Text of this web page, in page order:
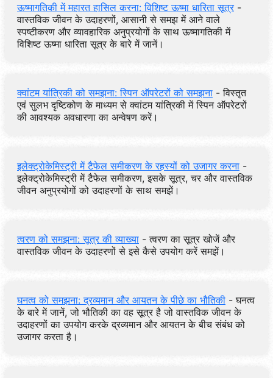
ऊष्मागतिकी में महारत हासिल करना: विशिष्ट ऊष्मा धारिता सूत्र-
वास्तविक जीवन के उदाहरणों, आसानी से समझ में आने वाले
स्पष्टीकरण और व्यावहारिक अनुप्रयोगों के साथ ऊष्मागतिकी में
विशिष्ट ऊष्मा धारिता सूत्र के बारे में जानें।
क्वांटम यांत्रिकी को समझना: स्पिन ऑपरेटरों को समझना - विस्तृत
एवं सुलभ दृष्टिकोण के माध्यम से क्वांटम यांत्रिकी में स्पिन ऑपरेटरों
की आवश्यक अवधारणा का अन्वेषण करें।
इलेक्ट्रोकेमिस्ट्री में टैफेल समीकरण के रहस्यों को उजागर करना -
इलेक्ट्रोकेमिस्ट्री में टैफेल समीकरण, इसके सूत्र, चर और वास्तविक
जीवन अनुप्रयोगों को उदाहरणों के साथ समझें।
त्वरण को समझना: सूत्र की व्याख्या - त्वरण का सूत्र खोजें और
वास्तविक जीवन के उदाहरणों से इसे कैसे उपयोग करें समझें।
घनत्व को समझना: द्रव्यमान और आयतन के पीछे का भौतिकी - घनत्व
के बारे में जानें, जो भौतिकी का वह सूत्र है जो वास्तविक जीवन के
उदाहरणों का उपयोग करके द्रव्यमान और आयतन के बीच संबंध को
उजागर करता है।